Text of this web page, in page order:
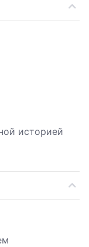
историей